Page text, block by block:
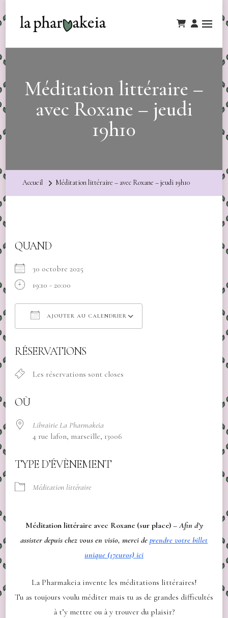
Méditation littéraire –
avec Roxane – jeudi
19h10
Accueil Méditation littéraire – avec Roxane – jeudi 19h10
QUAND
30 octobre 2025
19:10 - 20:00
AJOUTER AU CALENDRIER
RÉSERVATIONS
Les réservations sont closes
OÙ
Librairie La Pharmakeia
4 rue lafon, marseille, 13006
TYPE D’ÉVÈNEMENT
Méditation littéraire
Méditation littéraire avec Roxane (sur place) –Afin d’y
assister depuis chez vous en visio, merci de prendre votre billet
unique (17euros) ici
La Pharmakeia invente les méditations littéraires!
Tu as toujours voulu méditer mais tu as de grandes difficultés
à t’y mettre ou à y trouver du plaisir?